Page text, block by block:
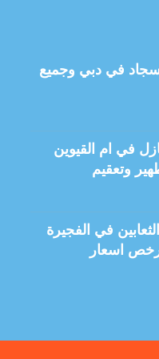
في دبي وجميع
في ام القيوين
في الفجيرة